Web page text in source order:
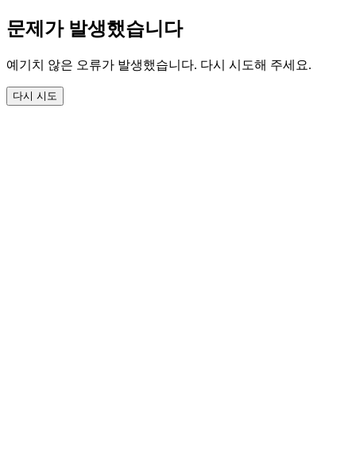
문제가 발생했습니다
예기치 않은 오류가 발생했습니다. 다시 시도해 주세요.
다시 시도